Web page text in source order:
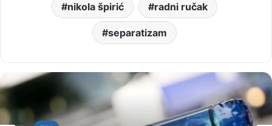
nikola špirić radni ručak
separatizam